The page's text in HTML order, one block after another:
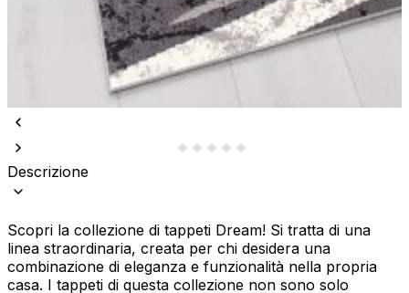
Descrizione
Scopri la collezione di tappeti Dream! Si tratta di una
linea straordinaria, creata per chi desidera una
combinazione di eleganza e funzionalità nella propria
casa. I tappeti di questa collezione non sono solo